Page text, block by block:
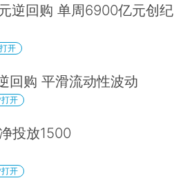
逆回购 单周6900亿元创纪
开
回购 平滑流动性波动
开
投放1500
开